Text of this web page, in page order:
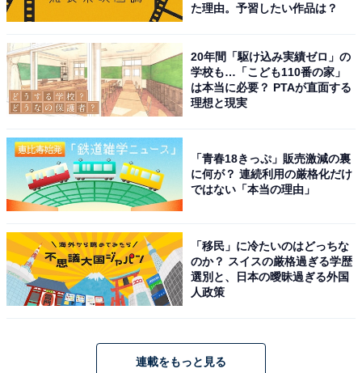
た理由。予習したい作品は？
20年間「駆け込み実績ゼロ」の
学校も…「こども110番の家」
は本当に必要？ PTAが直面する
理想と現実
「青春18きっぷ」販売激減の裏
に何が？ 連続利用の厳格化だけ
ではない「本当の理由」
「移民」に冷たいのはどっちな
のか？ スイスの厳格過ぎる学歴
選別と、日本の曖昧過ぎる外国
人政策
連載をもっと見る